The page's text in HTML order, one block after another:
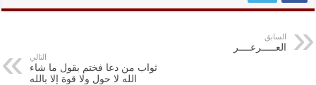
السابق
العـــــرعــــر
التالي
ثواب من دعا فختم بقول ما شاء
الله لا حول ولا قوة إلا بالله